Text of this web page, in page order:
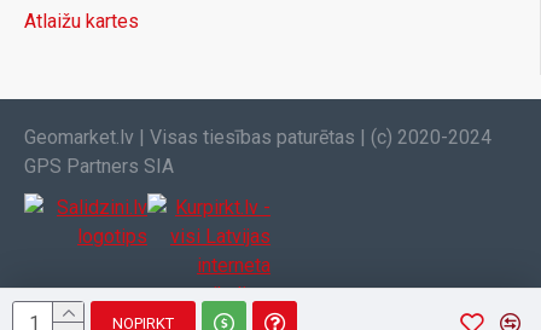
NOPIRKT
Atlaižu kartes
Geomarket.lv | Visas tiesības paturētas | (c) 2020-2024
GPS Partners SIA